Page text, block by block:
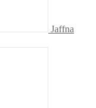
Jaffna